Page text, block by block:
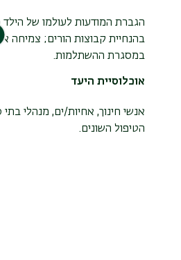
הגברת המודעות לעולמו של הילד
בהנחיית קבוצות הורים; צמיחה
במסגרת ההשתלמות.
אוכלוסיית היעד
אנשי חינוך, אחיות/ים, מנהלי בתי
הטיפול השונים.